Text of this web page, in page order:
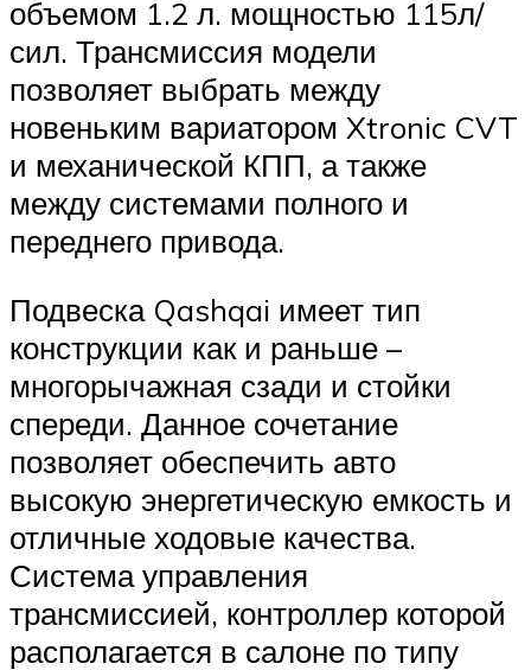
объемом 1.2 л. мощностью 115л/
сил. Трансмиссия модели
позволяет выбрать между
новеньким вариатором Xtronic CVT
и механической КПП, а также
между системами полного и
переднего привода.
Подвеска Qashqai имеет тип
конструкции как и раньше –
многорычажная сзади и стойки
спереди. Данное сочетание
позволяет обеспечить авто
высокую энергетическую емкость и
отличные ходовые качества.
Система управления
трансмиссией, контроллер которой
располагается в салоне по типу